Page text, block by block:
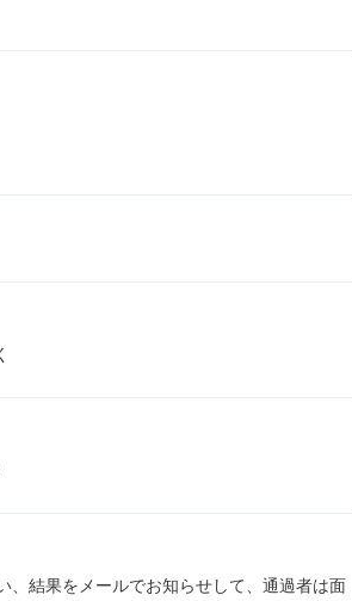
、結果をメールでお知らせして、通過者は面